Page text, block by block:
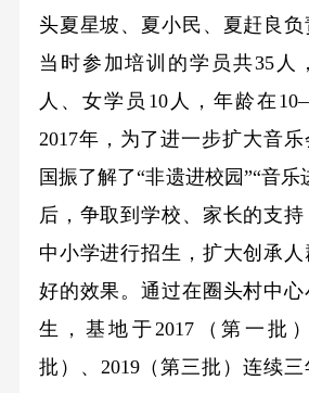
头夏星坡、夏小民、夏赶良负
当时参加培训的学员共35人
人、女学员10人，年龄在
2017年，为了进一步扩大音
国振了解了“非遗进校园”“音
后，争取到学校、家长的支
中小学进行招生，扩大创承
好的效果。通过在圈头村中
生，基地于2017（第一批
批）、2019（第三批）连续